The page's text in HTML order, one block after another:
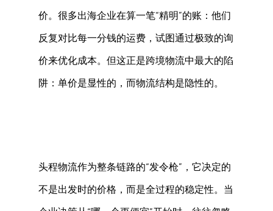
价。很多出海企业在算一笔“精明”的账：他们
反复对比每一分钱的运费，试图通过极致的询
价来优化成本。但这正是跨境物流中最大的陷
阱：单价是显性的，而物流结构是隐性的。
头程物流作为整条链路的“发令枪”，它决定的
不是出发时的价格，而是全过程的稳定性。当